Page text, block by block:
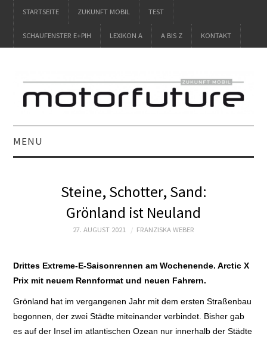
STARTSEITE ZUKUNFT MOBIL TEST
SCHAUFENSTER E+PIH LEXIKON A A BIS Z KONTAKT
MENU
ZUKUNFT MOBIL
SCHAUFENSTER
LEXIKON A
Steine, Schotter, Sand:
Grönland ist Neuland
27. AUGUST 2021 FRANZISKA WEBER
Drittes Extreme-E-Saisonrennen am Wochenende. Arctic X
Prix mit neuem Rennformat und neuen Fahrern.
Grönland hat im vergangenen Jahr mit dem ersten Straßenbau
begonnen, der zwei Städte miteinander verbindet. Bisher gab
es auf der Insel im atlantischen Ozean nur innerhalb der Städte